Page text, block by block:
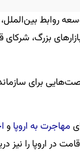
روابط
بزرگ، شرکای
برای
مهاجرت به اروپا و
در اروپارا نیز